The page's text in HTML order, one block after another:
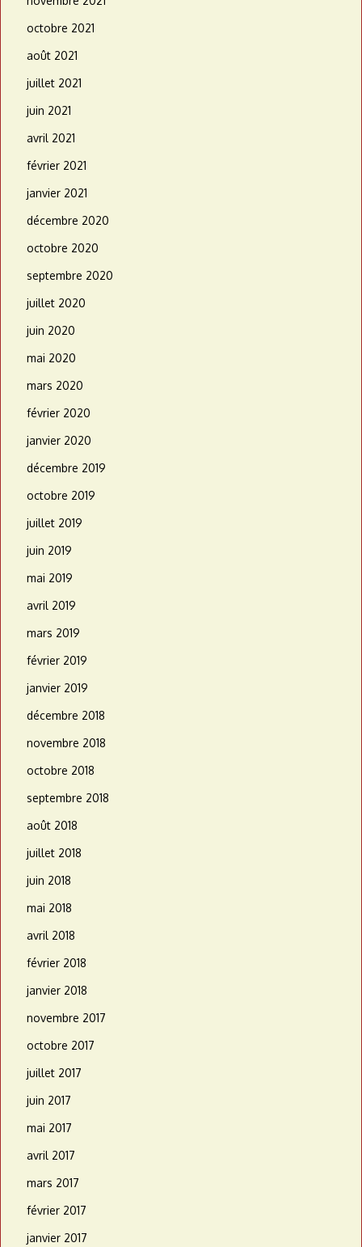
octobre 2021
août 2021
juillet 2021
juin 2021
avril 2021
février 2021
janvier 2021
décembre 2020
octobre 2020
septembre 2020
juillet 2020
juin 2020
mai 2020
mars 2020
février 2020
janvier 2020
décembre 2019
octobre 2019
juillet 2019
juin 2019
mai 2019
avril 2019
mars 2019
février 2019
janvier 2019
décembre 2018
novembre 2018
octobre 2018
septembre 2018
août 2018
juillet 2018
juin 2018
mai 2018
avril 2018
février 2018
janvier 2018
novembre 2017
octobre 2017
juillet 2017
juin 2017
mai 2017
avril 2017
mars 2017
février 2017
janvier 2017